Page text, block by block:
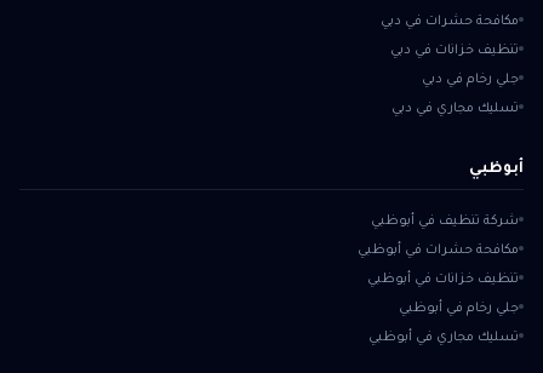
مكافحة حشرات في دبي
تنظيف خزانات في دبي
جلي رخام في دبي
تسليك مجاري في دبي
أبوظبي
شركة تنظيف في أبوظبي
مكافحة حشرات في أبوظبي
تنظيف خزانات في أبوظبي
جلي رخام في أبوظبي
تسليك مجاري في أبوظبي